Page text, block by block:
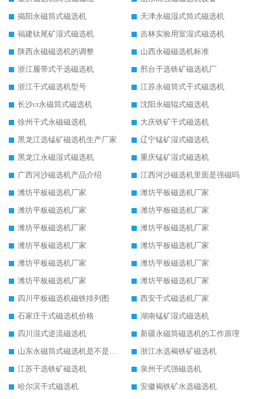
揭阳永磁筒式磁选机
天津永磁湿式筒式磁选机
福建钛尾矿湿式磁选机
吉林实验用室湿式磁选机
陕西永磁磁选机的调整
山西永磁磁选机标准
浙江履带式干选磁选机
邢台干选铁矿磁选机厂
浙江干式磁选机型号
江苏永磁筒式干式磁选机
长沙ct永磁筒式磁选机
沈阳永磁辊式磁选机
徐州干式永磁磁选机
大庆铁矿干式磁选机
黑龙江选锰矿磁选机生产厂家
辽宁锰矿湿式磁选机
黑龙江永磁湿式磁选机
重庆锰矿湿式磁选机
广西河沙磁选机产品介绍
江西河沙磁选机里面是强磁吗
潍坊平板磁选机厂家
潍坊平板磁选机厂家
潍坊平板磁选机厂家
潍坊平板磁选机厂家
潍坊平板磁选机厂家
潍坊平板磁选机厂家
潍坊平板磁选机厂家
潍坊平板磁选机厂家
潍坊平板磁选机厂家
潍坊平板磁选机厂家
潍坊平板磁选机厂家
潍坊平板磁选机厂家
四川平板磁选机磁铁排列图
西安干式磁选机厂家
石家庄干式磁选机价格
湖南锰矿湿式磁选机
四川湿式逆流磁选机
新疆永磁筒磁选机的工作原理
山东永磁筒式磁选机是不是强磁
浙江水选褐铁矿磁选机
江苏干选铁矿磁选机
泉州干式强磁选机
哈尔滨干式磁选机
安徽褐铁矿水选磁选机